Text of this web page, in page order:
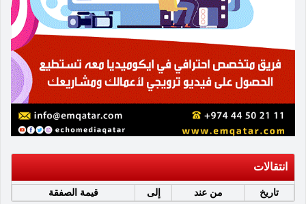
انتقالات
تاريخ من عند إلى قيمة الصفقة